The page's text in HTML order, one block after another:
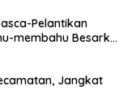
Pelantikan
membahu Besarkan
Jangkat